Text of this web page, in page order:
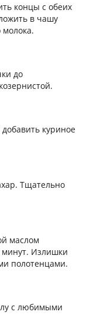
концы с обеих
в чашу
молока.
до
куриное
Тщательно
маслом
минут. Излишки
полотенцами.
с любимыми